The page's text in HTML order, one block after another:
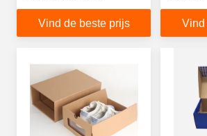
Verpakking Doos
Papierplaat Groothandel
Vind de beste prijs
vanVind